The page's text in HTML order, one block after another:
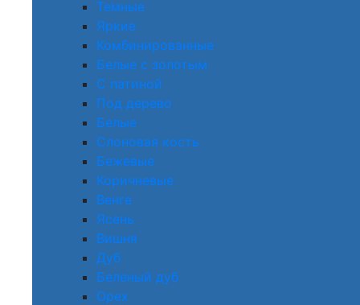
Темные
Яркие
Комбинированные
Белые с золотым
С патиной
Под дерево
Белые
Слоновая кость
Бежевые
Коричневые
Венге
Ясень
Вишня
Дуб
Беленый дуб
Орех